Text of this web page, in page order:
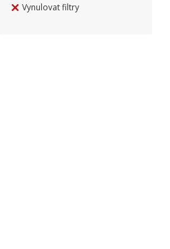
Vynulovat filtry